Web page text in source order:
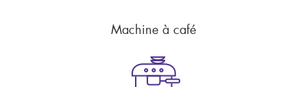
Machine à café